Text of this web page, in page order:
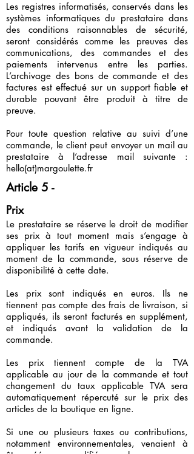
Les registres informatisés, conservés dans les
systèmes informatiques du prestataire dans
des conditions raisonnables de sécurité,
seront considérés comme les preuves des
communications, des commandes et des
paiements intervenus entre les parties.
L’archivage des bons de commande et des
factures est effectué sur un support fiable et
durable pouvant être produit à titre de
preuve.
Pour toute question relative au suivi d’une
commande, le client peut envoyer un mail au
prestataire à l’adresse mail suivante :
hello(at)margoulette.fr
Article 5 -
Prix
Le prestataire se réserve le droit de modifier
ses prix à tout moment mais s’engage à
appliquer les tarifs en vigueur indiqués au
moment de la commande, sous réserve de
disponibilité à cette date.
Les prix sont indiqués en euros. Ils ne
tiennent pas compte des frais de livraison, si
appliqués, ils seront facturés en supplément,
et indiqués avant la validation de la
commande.
Les prix tiennent compte de la TVA
applicable au jour de la commande et tout
changement du taux applicable TVA sera
automatiquement répercuté sur le prix des
articles de la boutique en ligne.
Si une ou plusieurs taxes ou contributions,
notamment environnementales, venaient à